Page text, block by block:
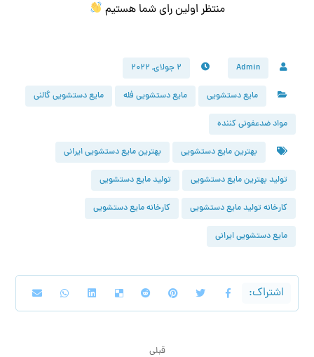
منتظر اولین رای شما هستیم
Admin ۲ جولای, ۲۰۲۲
مایع دستشویی مایع دستشویی فله مایع دستشویی گالنی
مواد ضدعفونی کننده
بهترین مایع دستشویی بهترین مایع دستشویی ایرانی
تولید بهترین مایع دستشویی تولید مایع دستشویی
کارخانه تولید مایع دستشویی کارخانه مایع دستشویی
مایع دستشویی ایرانی
قبلی